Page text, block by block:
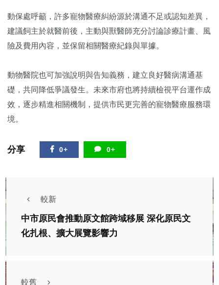
動保處呼籲，許多寵物醫療糾紛源於溝通不足或認知差異，
建議飼主於就醫前後，主動與獸醫師充分討論診療計畫、風
險及費用內容，並保留相關醫療紀錄與單據。
動物醫院也可加強說明與告知義務，建立良好醫病溝通基
礎，共同降低爭議發生。未來市府也將持續檢視平台運作成
效，逐步精進相關機制，提供市民更完善的寵物醫療服務環
境。
分享 0+ 0+
較新
中市原民會推動原文館跨域移展 深化原民文
化扎根、擴大展覽影響力
較舊